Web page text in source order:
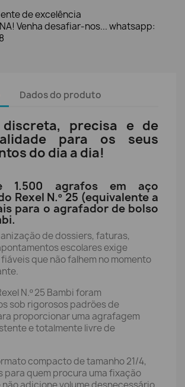
de excelência
Venha desafiar-nos... whatsapp:
Dados do produto
discreta, precisa e de
para os seus
do dia a dia!
1.500 agrafos em aço
Rexel N.º 25 (equivalente a
para o agrafador de bolso
de dossiers, faturas,
escolares exige
que não falhem no momento
N.º 25 Bambi foram
sob rigorosos padrões de
proporcionar uma agrafagem
e totalmente livre de
compacto de tamanho 21/4,
para quem procura uma fixação